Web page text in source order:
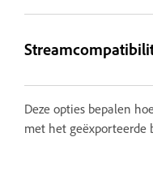
Deze opties bepalen
met het geëxporteerde